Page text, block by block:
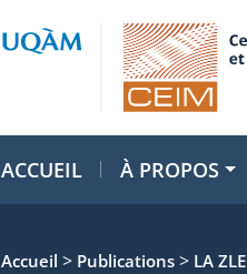
ACCUEIL À PROPOS
Accueil > Publications > LA